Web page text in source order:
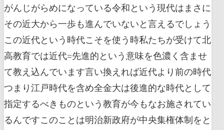
がんじがらめになっている令和という現代はまさに
その近大から一歩も進んでいないと言えるでしょう
この近代という時代こそを使う時私たちが受けて北
高教育では近代=先進的という意味を色濃く含ませ
て教え込んでいます言い換えれば近代より前の時代
つまり江戸時代を含め全金大は後進的な時代として
指定するべきものという教育が今もなお施されてい
るんですこのことは明治新政府が中央集権体制をと